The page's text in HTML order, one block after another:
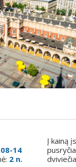
14
2 n.
Į kainą